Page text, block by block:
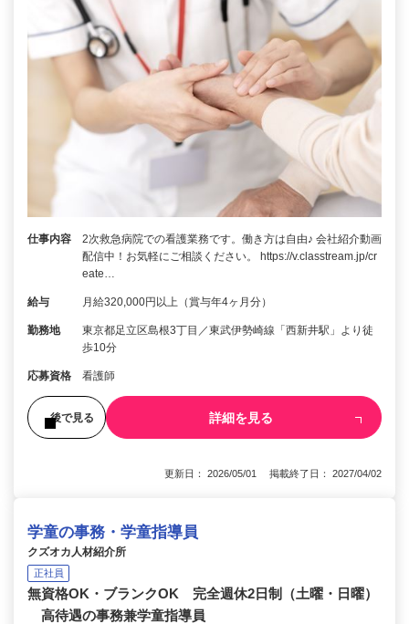
仕事内容
2次救急病院での看護業務です。働き方は自由♪ 会社紹介動画
配信中！お気軽にご相談ください。 https://v.classtream.jp/cr
eate…
給与 月給320,000円以上（賞与年4ヶ月分）
勤務地
東京都足立区島根3丁目／東武伊勢崎線「西新井駅」より徒
歩10分
応募資格 看護師
後で見る 詳細を見る
更新日： 2026/05/01 掲載終了日： 2027/04/02
学童の事務・学童指導員
クズオカ人材紹介所
正社員
無資格OK・ブランクOK 完全週休2日制（土曜・日曜）
高待遇の事務兼学童指導員